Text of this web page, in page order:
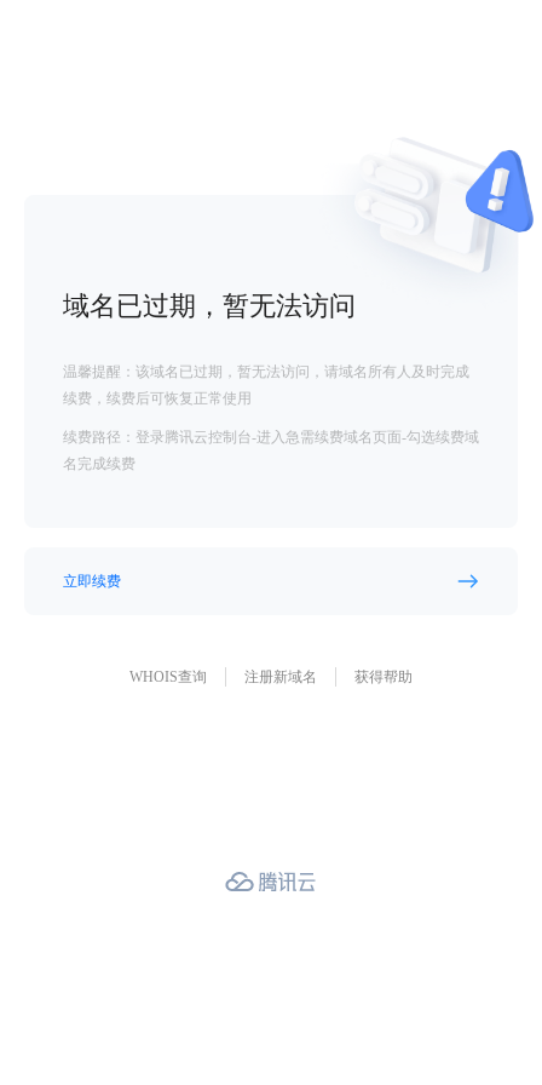
域名已过期，暂无法访问
温馨提醒：该域名已过期，暂无法访问，请域名所有人及时完成
续费，续费后可恢复正常使用
续费路径：登录腾讯云控制台-进入急需续费域名页面-勾选续费域
名完成续费
立即续费
WHOIS查询 注册新域名 获得帮助